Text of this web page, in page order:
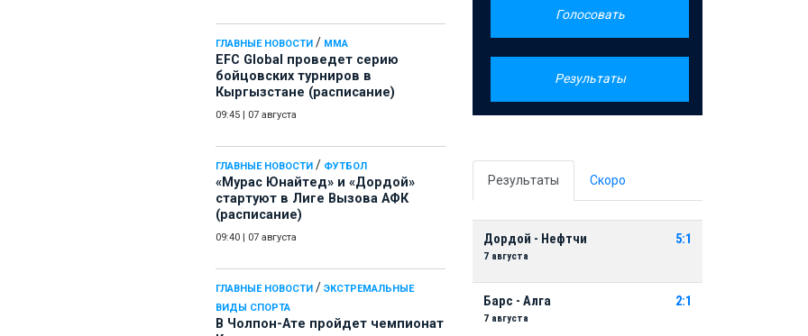
ГЛАВНЫЕ НОВОСТИ / ММА
EFC Global проведет серию
бойцовских турниров в
Кыргызстане (расписание)
09:45 07 августа
ГЛАВНЫЕ НОВОСТИ / ФУТБОЛ
«Мурас Юнайтед» и «Дордой»
стартуют в Лиге Вызова АФК
(расписание)
09:40 07 августа
ГЛАВНЫЕ НОВОСТИ / ЭКСТРЕМАЛЬНЫЕ
ВИДЫ СПОРТА
В Чолпон-Ате пройдет чемпионат
Голосовать
Результаты
Результаты Скоро
Дордой - Нефтчи
7 августа
5:1
Барс - Алга
7 августа
2:1